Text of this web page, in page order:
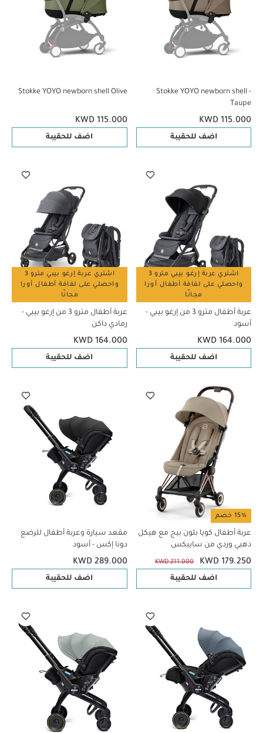
Stokke YOYO newborn shell -
Taupe
KWD 115.000
اضف للحقيبة
Stokke YOYO newborn shell Olive
KWD 115.000
اضف للحقيبة
اشتري عربة إرغو بيبي مترو 3
واحصلي على لفافة أطفال أورا
مجانًا
عربة أطفال مترو 3 من إرغو بيبي -
أسود
KWD 164.000
اضف للحقيبة
اشتري عربة إرغو بيبي مترو 3
واحصلي على لفافة أطفال أورا
مجانًا
عربة أطفال مترو 3 من إرغو بيبي -
رمادي داكن
KWD 164.000
اضف للحقيبة
15% خصم
عربة أطفال كويا بلون بيج مع هيكل
ذهبي وردي من سايبكس
KWD 179.250
KWD 211.000
اضف للحقيبة
مقعد سيارة وعربة أطفال للرضع
دونا إكس - أسود
KWD 289.000
اضف للحقيبة